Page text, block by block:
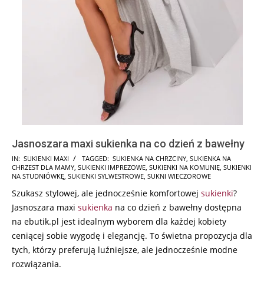
Jasnoszara maxi sukienka na co dzień z bawełny
2024-
09-
IN: SUKIENKI MAXI TAGGED: SUKIENKA NA CHRZCINY SUKIENKA NA
CHRZEST DLA MAMY SUKIENKI IMPREZOWE SUKIENKI NA KOMUNIĘ SUKIENKI
NA STUDNIÓWKĘ SUKIENKI SYLWESTROWE SUKNI WIECZOROWE
Szukasz stylowej, ale jednocześnie komfortowej sukienki?
Jasnoszara maxi sukienka na co dzień z bawełny dostępna
na ebutik.pl jest idealnym wyborem dla każdej kobiety
ceniącej sobie wygodę i elegancję. To świetna propozycja dla
tych, którzy preferują luźniejsze, ale jednocześnie modne
rozwiązania.